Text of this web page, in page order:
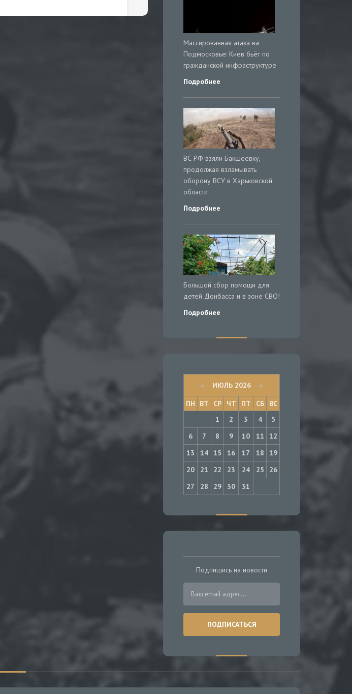
Массированная атака на
Подмосковье: Киев бьёт по
гражданской инфраструктуре
Подробнее
ВС РФ взяли Бакшеевку,
продолжая взламывать
оборону ВСУ в Харьковской
области
Подробнее
Большой сбор помощи для
детей Донбасса и в зоне СВО!
Подробнее
« ИЮЛЬ 2026 »
ПН
ВТ СР ЧТ ПТ СБ
ВС
1
2 3 4
5
6
7 8 9 10 11
12
13
14 15 16 17 18
19
20
21 22 23 24 25
26
27
28 29 30 31
Подпишись на новости